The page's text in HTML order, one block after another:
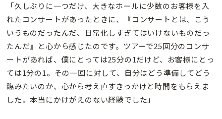
「久しぶりに一つだけ、大きなホールに少数のお客様を入
れたコンサートがあったときに、『コンサートとは、こう
いうものだったんだ、日常化しすぎてはいけないものだっ
たんだ』と心から感じたのです。ツアーで25回分のコンサ
ートがあれば、僕にとっては25分の1だけど、お客様にとっ
ては1分の1。その一回に対して、自分はどう準備してどう
臨みたいのか、心から考え直すきっかけと時間をもらえま
した。本当にかけがえのない経験でした」